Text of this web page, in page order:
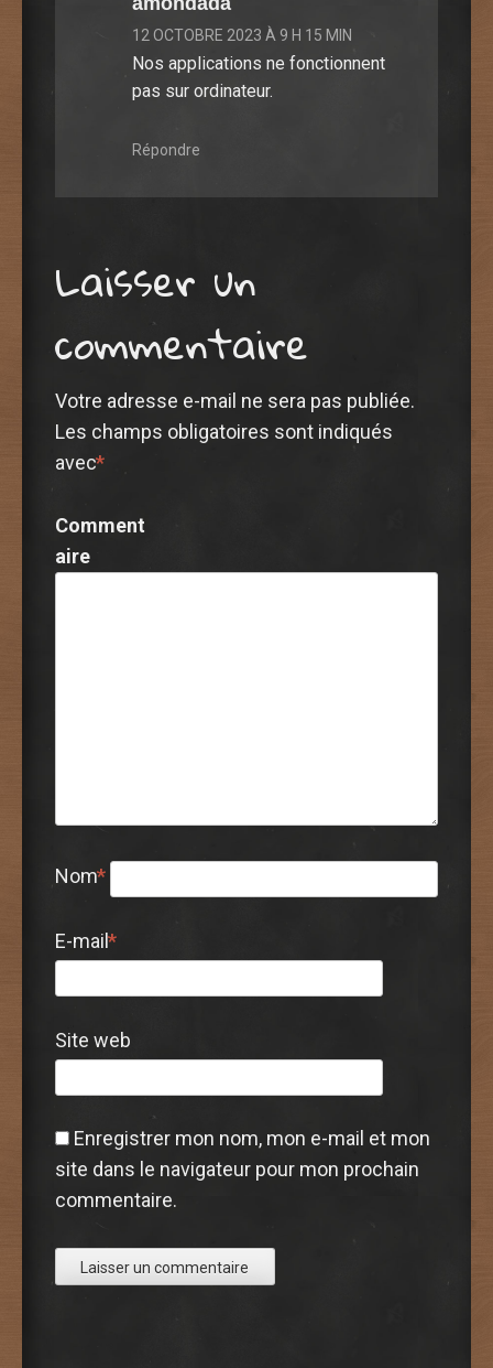
12 OCTOBRE 2023 À 9 H 15 MIN
Nos applications ne fonctionnent
pas sur ordinateur.
Répondre
Laisser un
commentaire
Votre adresse e-mail ne sera pas publiée.
Les champs obligatoires sont indiqués
avec*
Comment
aire
Nom*
E-mail*
Site web
Enregistrer mon nom, mon e-mail et mon
site dans le navigateur pour mon prochain
commentaire.